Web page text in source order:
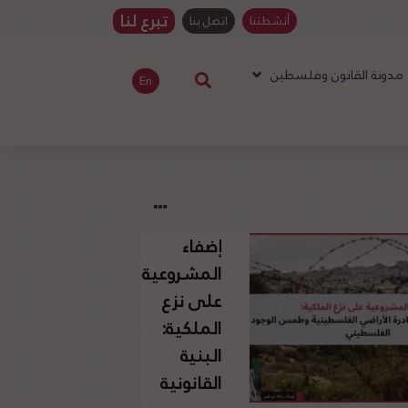
أنشطتنا اتصل بنا تبرع لنا
مدونة القانون وفلسطين En
إضفاء
المشروعية
على نزع
الملكية:
البنية
القانونية